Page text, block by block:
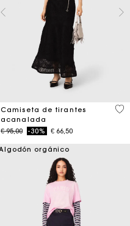
of 5 Customer Rating
Camiseta de tirantes
acanalada
Price reduced from
€ 95,00to-30% € 66,50
5
orgánico